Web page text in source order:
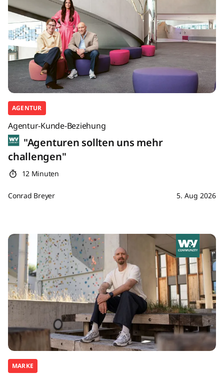
AGENTUR
Agentur-Kunde-Beziehung
"Agenturen sollten uns mehr
challengen"
12 Minuten
Conrad Breyer 5. Aug 2026
MARKE